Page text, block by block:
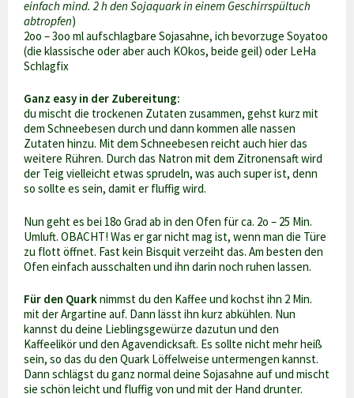
einfach mind. 2 h den Sojaquark in einem Geschirrspültuch
abtropfen)
2oo – 3oo ml aufschlagbare Sojasahne, ich bevorzuge Soyatoo
(die klassische oder aber auch KOkos, beide geil) oder LeHa
Schlagfix
Ganz easy in der Zubereitung:
du mischt die trockenen Zutaten zusammen, gehst kurz mit
dem Schneebesen durch und dann kommen alle nassen
Zutaten hinzu. Mit dem Schneebesen reicht auch hier das
weitere Rühren. Durch das Natron mit dem Zitronensaft wird
der Teig vielleicht etwas sprudeln, was auch super ist, denn
so sollte es sein, damit er fluffig wird.
Nun geht es bei 18o Grad ab in den Ofen für ca. 2o – 25 Min.
Umluft. OBACHT! Was er gar nicht mag ist, wenn man die Türe
zu flott öffnet. Fast kein Bisquit verzeiht das. Am besten den
Ofen einfach ausschalten und ihn darin noch ruhen lassen.
Für den Quarknimmst du den Kaffee und kochst ihn 2 Min.
mit der Argartine auf. Dann lässt ihn kurz abkühlen. Nun
kannst du deine Lieblingsgewürze dazutun und den
Kaffeelikör und den Agavendicksaft. Es sollte nicht mehr heiß
sein, so das du den Quark Löffelweise untermengen kannst.
Dann schlägst du ganz normal deine Sojasahne auf und mischt
sie schön leicht und fluffig von und mit der Hand drunter.